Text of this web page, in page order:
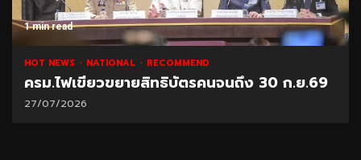
1 min read
HOT NEWS NATIONAL RECOMMEND
ครม.ไฟเขียวขยายสิทธิบัตรคนจนถึง 30 ก.ย.69
27/07/2026